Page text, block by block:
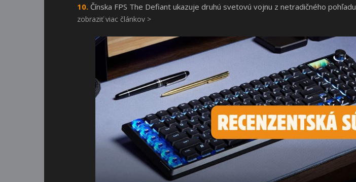
Čínska FPS The Defiant ukazuje druhú svetovú vojnu z netradičného pohľadu
zobraziť viac článkov >